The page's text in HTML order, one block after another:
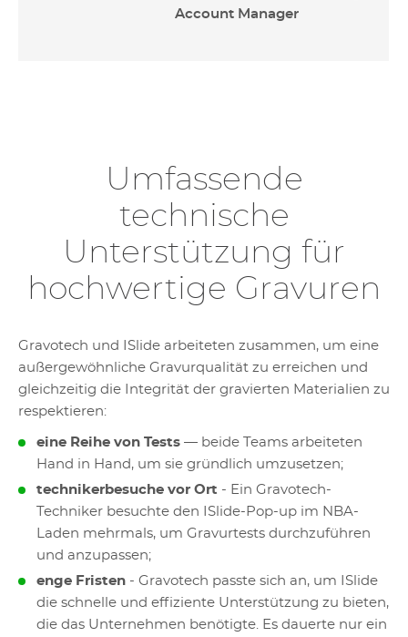
Account Manager
Umfassende
technische
Unterstützung für
hochwertige Gravuren
Gravotech und ISlide arbeiteten zusammen, um eine
außergewöhnliche Gravurqualität zu erreichen und
gleichzeitig die Integrität der gravierten Materialien zu
respektieren:
eine Reihe von Tests — beide Teams arbeiteten
Hand in Hand, um sie gründlich umzusetzen;
technikerbesuche vor Ort - Ein Gravotech-
Techniker besuchte den ISlide-Pop-up im NBA-
Laden mehrmals, um Gravurtests durchzuführen
und anzupassen;
enge Fristen - Gravotech passte sich an, um ISlide
die schnelle und effiziente Unterstützung zu bieten,
die das Unternehmen benötigte. Es dauerte nur ein